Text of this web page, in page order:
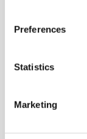
Preferences
Statistics
Marketing